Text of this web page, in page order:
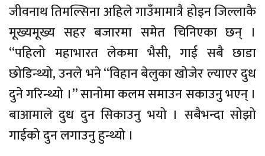
जीवनाथ तिमल्सिना अहिले गाउँमामात्रै होइन जिल्लाकै
मूख्यमूख्य सहर बजारमा समेत चिनिएका छन् ।
“पहिलो महाभारत लेकमा भैसी, गाई सबै छाडा
छोडिन्थ्यो, उनले भने “विहान बेलुका खोजेर ल्याएर दुध
दुने गरिन्थ्यो ।” सानोमा कलम समाउन सकाउनु भएन् ।
बाआमाले दुध दुन सिकाउनु भयो । सबैभन्दा सोझो
गाईको दुन लगाउनु हुन्थ्यो ।